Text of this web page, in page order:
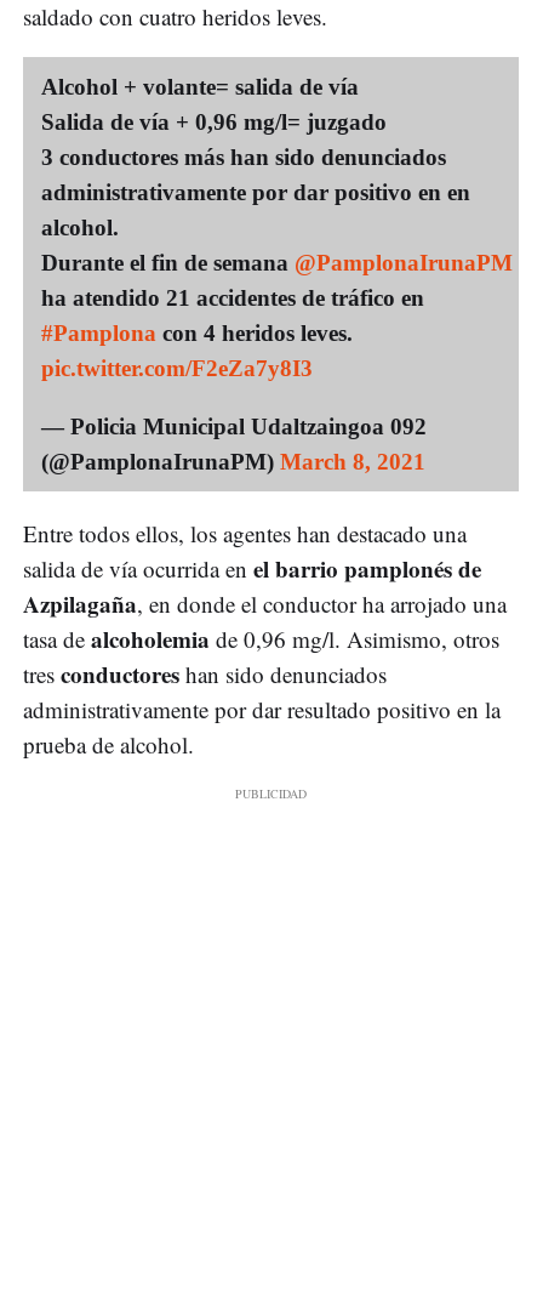
saldado con cuatro heridos leves.
Alcohol + volante= salida de vía
Salida de vía + 0,96 mg/l= juzgado
3 conductores más han sido denunciados
administrativamente por dar positivo en en
alcohol.
Durante el fin de semana @PamplonaIrunaPM
ha atendido 21 accidentes de tráfico en
#Pamplona con 4 heridos leves.
pic.twitter.com/F2eZa7y8I3
— Policia Municipal Udaltzaingoa 092
(@PamplonaIrunaPM) March 8, 2021
Entre todos ellos, los agentes han destacado una
salida de vía ocurrida en el barrio pamplonés de
Azpilagaña, en donde el conductor ha arrojado una
tasa de alcoholemia de 0,96 mg/l. Asimismo, otros
tres conductores han sido denunciados
administrativamente por dar resultado positivo en la
prueba de alcohol.